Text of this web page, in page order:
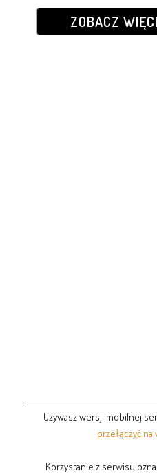
ZOBACZ
Używasz wersji mobilnej
przełączyć
Korzystanie z serwisu